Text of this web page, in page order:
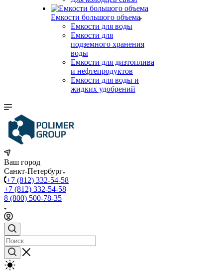
Емкости большого объема
Емкости для воды
Емкости для
подземного хранения
воды
Емкости для дизтоплива
и нефтепродуктов
Емкости для воды и
жидких удобрений
Ваш город
Санкт-Петербург
+7 (812) 332-54-58
+7 (812) 332-54-58
8 (800) 500-78-35